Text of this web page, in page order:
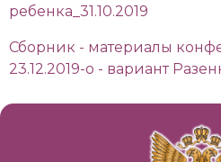
ребенка_31.10.2019
Сборник - материалы
23.12.2019-о - вариант